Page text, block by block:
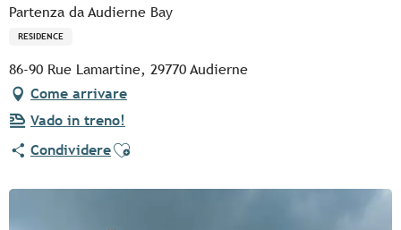
Partenza da Audierne Bay
RESIDENCE
86-90 Rue Lamartine, 29770 Audierne
Come arrivare
Vado in treno!
CondividereAjouter aux favoris